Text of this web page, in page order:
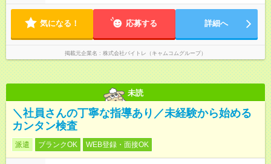
気になる！ 応募する 詳細へ
掲載元企業名 株式会社バイトレ（キャムコムグループ）
未読
＼社員さんの丁寧な指導あり／未経験から始める
カンタン検査
派遣 ブランクOK WEB登録・面接OK